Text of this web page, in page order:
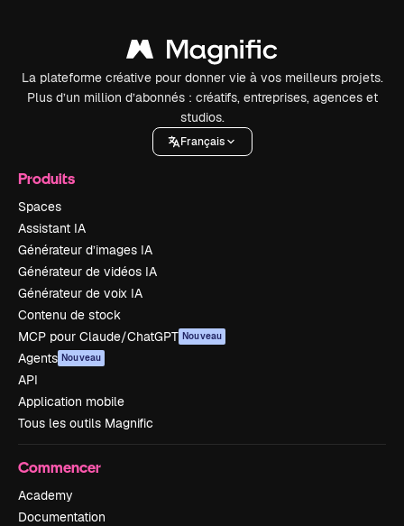
La plateforme créative pour donner vie à vos meilleurs projets.
Plus d’un million d’abonnés : créatifs, entreprises, agences et
studios.
Français
Produits
Spaces
Assistant IA
Générateur d’images IA
Générateur de vidéos IA
Générateur de voix IA
Contenu de stock
MCP pour Claude/ChatGPT Nouveau
Agents Nouveau
API
Application mobile
Tous les outils Magnific
Commencer
Academy
Documentation